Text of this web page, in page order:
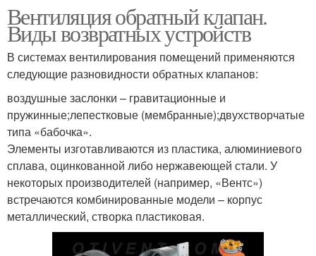
Вентиляция обратный клапан.
Виды возвратных устройств
В системах вентилирования помещений применяются
следующие разновидности обратных клапанов:
воздушные заслонки – гравитационные и
пружинные;лепестковые (мембранные);двухстворчатые
типа «бабочка».
Элементы изготавливаются из пластика, алюминиевого
сплава, оцинкованной либо нержавеющей стали. У
некоторых производителей (например, «Вентс»)
встречаются комбинированные модели – корпус
металлический, створка пластиковая.